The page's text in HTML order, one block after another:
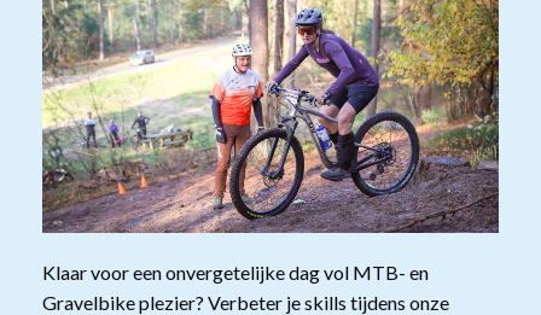
Klaar voor een onvergetelijke dag vol MTB- en
Gravelbike plezier? Verbeter je skills tijdens onze